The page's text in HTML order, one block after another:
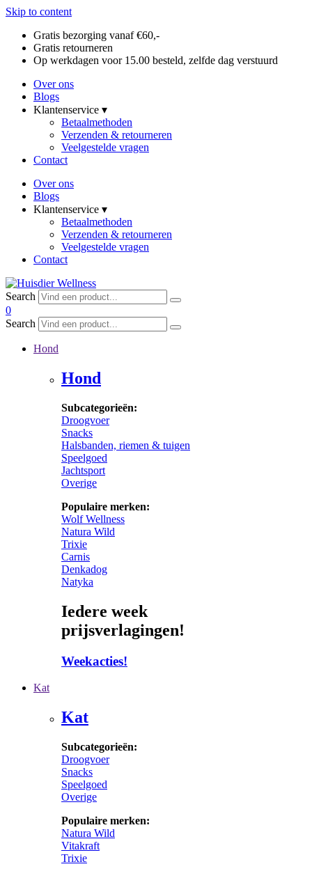
Skip to content
Gratis bezorging vanaf €60,-
Gratis retourneren
Op werkdagen voor 15.00 besteld, zelfde dag verstuurd
Over ons
Blogs
Klantenservice ▾
Betaalmethoden
Verzenden & retourneren
Veelgestelde vragen
Contact
Over ons
Blogs
Klantenservice ▾
Betaalmethoden
Verzenden & retourneren
Veelgestelde vragen
Contact
Search
0
Search
Hond
Hond
Subcategorieën:
Droogvoer
Snacks
Halsbanden, riemen & tuigen
Speelgoed
Jachtsport
Overige
Populaire merken:
Wolf Wellness
Natura Wild
Trixie
Carnis
Denkadog
Natyka
Iedere week
prijsverlagingen!
Weekacties!
Kat
Kat
Subcategorieën:
Droogvoer
Snacks
Speelgoed
Overige
Populaire merken:
Natura Wild
Vitakraft
Trixie